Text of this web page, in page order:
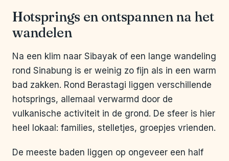
Hotsprings en ontspannen na het
wandelen
Na een klim naar Sibayak of een lange wandeling
rond Sinabung is er weinig zo fijn als in een warm
bad zakken. Rond Berastagi liggen verschillende
hotsprings, allemaal verwarmd door de
vulkanische activiteit in de grond. De sfeer is hier
heel lokaal: families, stelletjes, groepjes vrienden.
De meeste baden liggen op ongeveer een half